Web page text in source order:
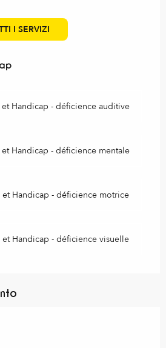
I SERVIZI
Handicap - déficience auditive
Handicap - déficience mentale
et Handicap - déficience motrice
et Handicap - déficience visuelle